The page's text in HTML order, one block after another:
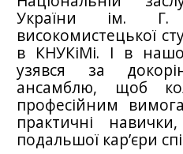
України ім. Г.
високомистецької
в КНУКіМі. І в
узявся за
ансамблю, щоб
професійним
практичні
подальшої кар’єри